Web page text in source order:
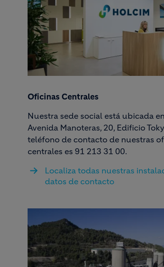
Oficinas Centrales
Nuestra sede social está ubicada
Avenida Manoteras, 20, Edificio
teléfono de contacto de nuestras
centrales es 91 213 31 00.
Localiza todas nuestras
datos de contacto